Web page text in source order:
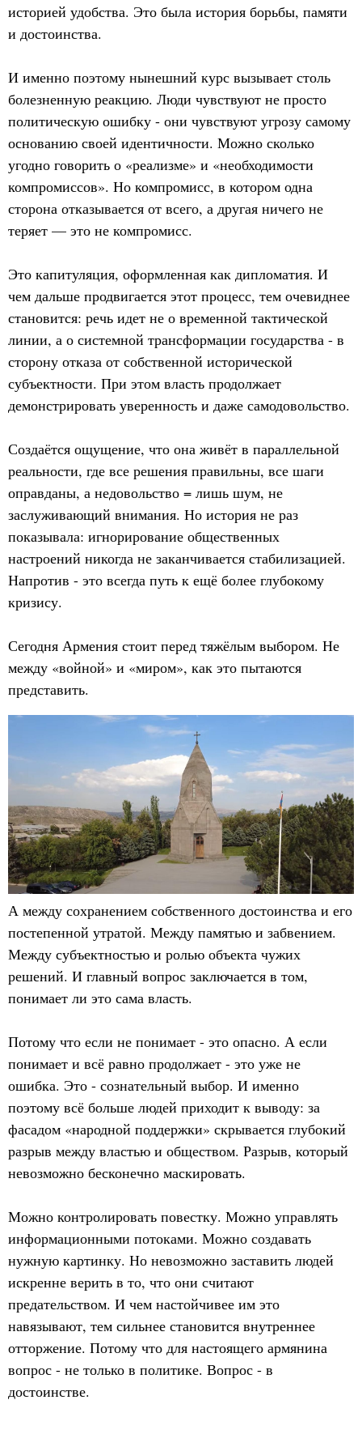
историей удобства. Это была история борьбы, памяти
и достоинства.
И именно поэтому нынешний курс вызывает столь
болезненную реакцию. Люди чувствуют не просто
политическую ошибку - они чувствуют угрозу самому
основанию своей идентичности. Можно сколько
угодно говорить о «реализме» и «необходимости
компромиссов». Но компромисс, в котором одна
сторона отказывается от всего, а другая ничего не
теряет — это не компромисс.
Это капитуляция, оформленная как дипломатия. И
чем дальше продвигается этот процесс, тем очевиднее
становится: речь идет не о временной тактической
линии, а о системной трансформации государства - в
сторону отказа от собственной исторической
субъектности. При этом власть продолжает
демонстрировать уверенность и даже самодовольство.
Создаётся ощущение, что она живёт в параллельной
реальности, где все решения правильны, все шаги
оправданы, а недовольство = лишь шум, не
заслуживающий внимания. Но история не раз
показывала: игнорирование общественных
настроений никогда не заканчивается стабилизацией.
Напротив - это всегда путь к ещё более глубокому
кризису.
Сегодня Армения стоит перед тяжёлым выбором. Не
между «войной» и «миром», как это пытаются
представить.
А между сохранением собственного достоинства и его
постепенной утратой. Между памятью и забвением.
Между субъектностью и ролью объекта чужих
решений. И главный вопрос заключается в том,
понимает ли это сама власть.
Потому что если не понимает - это опасно. А если
понимает и всё равно продолжает - это уже не
ошибка. Это - сознательный выбор. И именно
поэтому всё больше людей приходит к выводу: за
фасадом «народной поддержки» скрывается глубокий
разрыв между властью и обществом. Разрыв, который
невозможно бесконечно маскировать.
Можно контролировать повестку. Можно управлять
информационными потоками. Можно создавать
нужную картинку. Но невозможно заставить людей
искренне верить в то, что они считают
предательством. И чем настойчивее им это
навязывают, тем сильнее становится внутреннее
отторжение. Потому что для настоящего армянина
вопрос - не только в политике. Вопрос - в
достоинстве.